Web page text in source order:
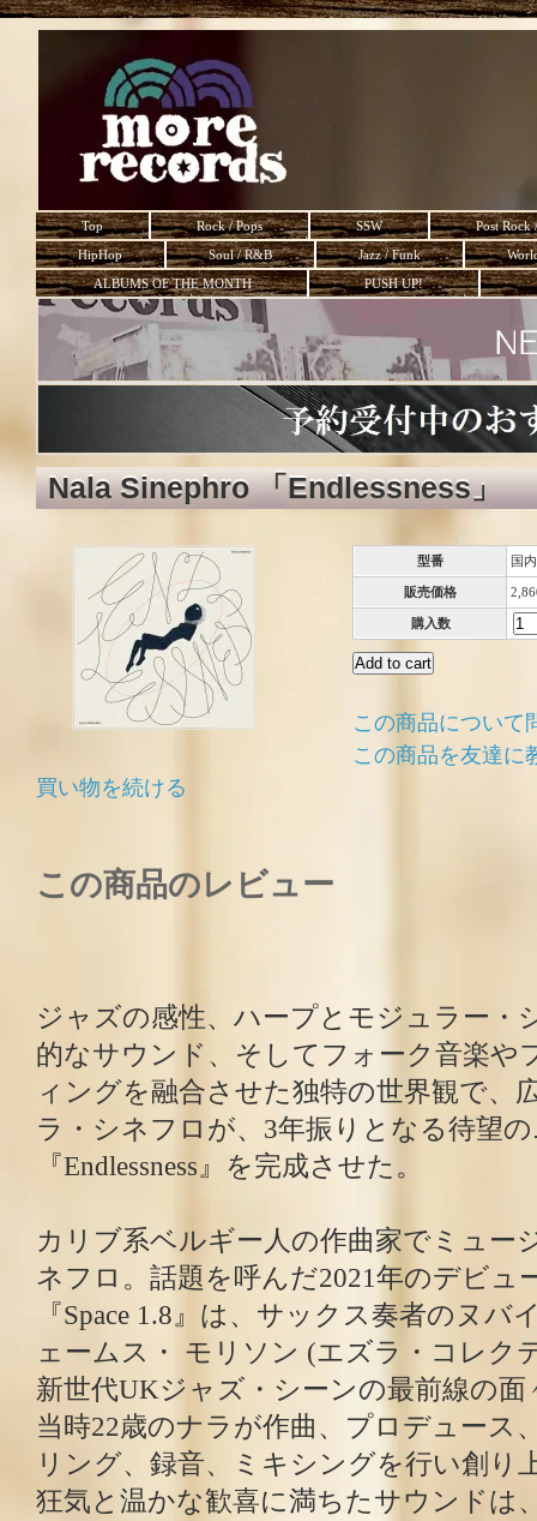
Top Rock / Pops SSW
Post Rock
HipHop
Soul / R&B Jazz / Funk
ALBUMS OF THE MONTH
PUSH UP!
Nala Sinephro 「Endlessness」
型番 国
販売価格
購入数
この商品について
この商品を友達に
買い物を続ける
この商品のレビュー
ジャズの感性、ハープとモジュラー・
的なサウンド、そしてフォーク音楽や
ィングを融合させた独特の世界観で、
ラ・シネフロが、3年振りとなる待望
『Endlessness』を完成させた。
カリブ系ベルギー人の作曲家でミュー
ネフロ。話題を呼んだ2021年のデビュ
『Space 1.8』は、サックス奏者のヌ
ェームス・ モリソン (エズラ・コレク
新世代UKジャズ・シーンの最前線の
当時22歳のナラが作曲、プロデュース
リング、録音、ミキシングを行い創り
狂気と温かな歓喜に満ちたサウンドは